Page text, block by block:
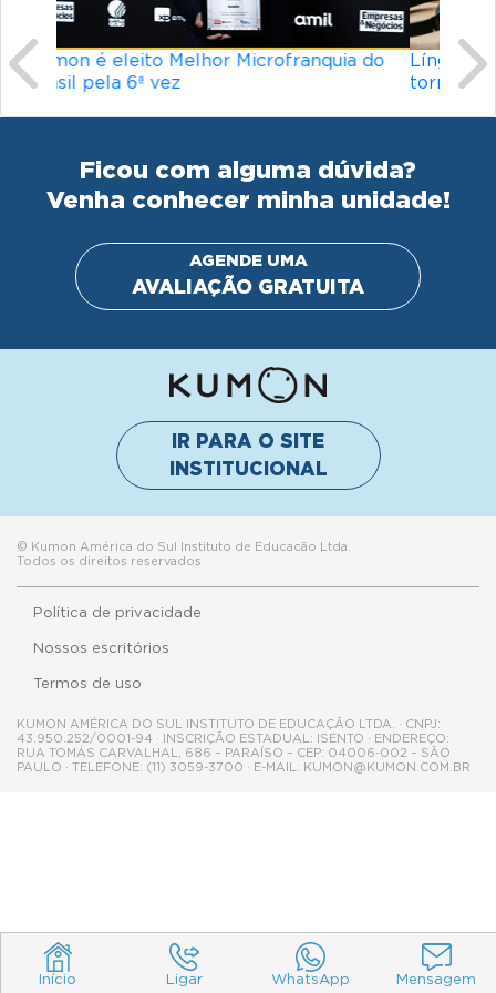
Início Ligar WhatsApp Mensagem
Ficou com alguma dúvida?
Venha conhecer minha unidade!
IR PARA O SITE
Todos os direitos reservados
Política de privacidade
Termos de uso
Nossos escritórios
KUMON AMÉRICA DO SUL INSTITUTO DE EDUCAÇÃO LTDA. · CNPJ:
43.950.252/0001-94 · INSCRIÇÃO ESTADUAL: ISENTO · ENDEREÇO:
RUA TOMÁS CARVALHAL, 686 – PARAÍSO – CEP: 04006-002 – SÃO